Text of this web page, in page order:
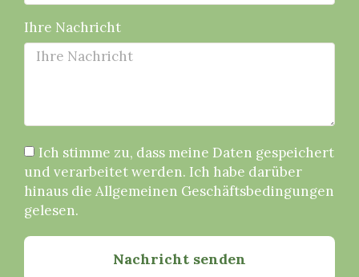
Ihre Nachricht
Ich stimme zu, dass meine Daten gespeichert
und verarbeitet werden. Ich habe darüber
hinaus die Allgemeinen Geschäftsbedingungen
gelesen.
Nachricht senden